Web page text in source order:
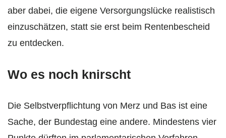
aber dabei, die eigene Versorgungslücke realistisch
einzuschätzen, statt sie erst beim Rentenbescheid
zu entdecken.
Wo es noch knirscht
Die Selbstverpflichtung von Merz und Bas ist eine
Sache, der Bundestag eine andere. Mindestens vier